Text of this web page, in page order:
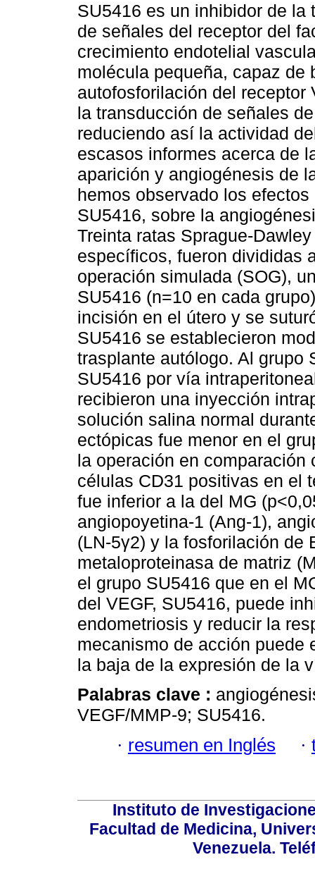
SU5416 es un inhibidor de la
de señales del receptor del
crecimiento endotelial
molécula pequeña, capaz de
autofosforilación del receptor
la transducción de señales
reduciendo así la actividad
escasos informes acerca de
aparición y angiogénesis de
hemos observado los
SU5416, sobre la
Treinta ratas Sprague-
específicos, fueron divididas
operación simulada (SOG),
SU5416 (n=10 en cada
incisión en el útero y se
SU5416 se establecieron
trasplante autólogo. Al grupo
SU5416 por vía
recibieron una inyección
solución salina normal
ectópicas fue menor en el
la operación en comparación
células CD31 positivas en el
fue inferior a la del MG
angiopoyetina-1 (Ang-1),
(LN-5γ2) y la fosforilación de
metaloproteinasa de matriz
el grupo SU5416 que en el
del VEGF, SU5416, puede
endometriosis y reducir la
mecanismo de acción puede
la baja de la expresión de la
Palabras clave :
VEGF/MMP-9; SU5416.
· resumen en Inglés ·
Instituto de
Facultad de Medicina,
Venezuela.